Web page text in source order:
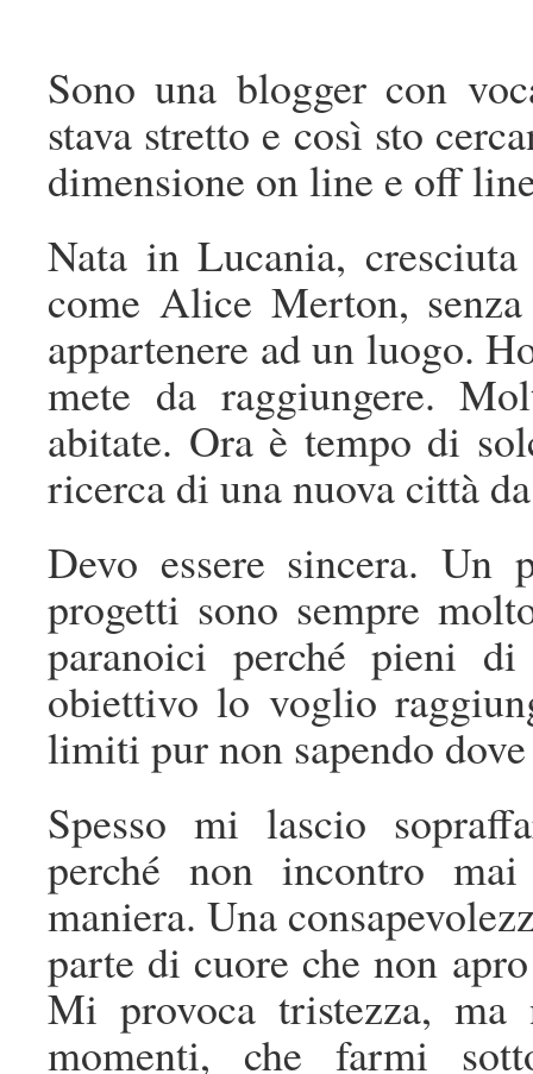
Sono una blogger con
stava stretto e così sto
dimensione on line e off
Nata in Lucania,
come Alice Merton,
appartenere ad un luogo.
mete da raggiungere.
abitate. Ora è tempo di
ricerca di una nuova città
Devo essere sincera.
progetti sono sempre
paranoici perché pieni
obiettivo lo voglio
limiti pur non sapendo
Spesso mi lascio
perché non incontro
maniera. Una
parte di cuore che non
Mi provoca tristezza,
momenti, che farmi